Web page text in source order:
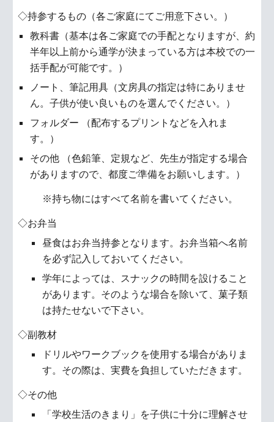
◇持参するもの（各ご家庭にてご用意下さい。）
教科書（基本は各ご家庭での手配となりますが、約
半年以上前から通学が決まっている方は本校での一
括手配が可能です。）
ノート、筆記用具（文房具の指定は特にありませ
ん。子供が使い良いものを選んでください。）
フォルダー （配布するプリントなどを入れま
す。）
その他 （色鉛筆、定規など、先生が指定する場合
がありますので、都度ご準備をお願いします。）
※持ち物にはすべて名前を書いてください。
◇お弁当
昼食はお弁当持参となります。お弁当箱へ名前
を必ず記入しておいてください。
学年によっては、スナックの時間を設けること
があります。そのような場合を除いて、菓子類
は持たせないで下さい。
◇副教材
ドリルやワークブックを使用する場合がありま
す。その際は、実費を負担していただきます。
◇その他
「学校生活のきまり」を子供に十分に理解させ